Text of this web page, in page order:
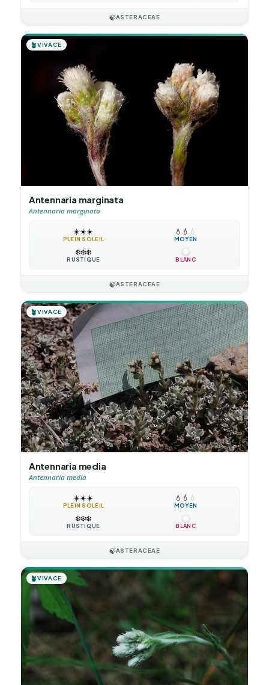
🍃ASTERACEAE
🪴VIVACE
Antennaria marginata
Antennaria marginata
☀️☀️☀️
PLEIN SOLEIL
💧 💧 💧
MOYEN
❄️❄️❄️
RUSTIQUE BLANC
🍃ASTERACEAE
🪴VIVACE
Antennaria media
Antennaria media
☀️☀️☀️
PLEIN SOLEIL
💧 💧 💧
MOYEN
❄️❄️❄️
RUSTIQUE BLANC
🍃ASTERACEAE
🪴VIVACE